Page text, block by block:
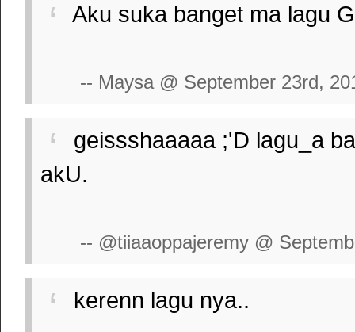
Aku suka banget ma lagu
-- Maysa @ September 23rd,
geissshaaaaa ;'D lagu_a
akU.
-- @tiiaaoppajeremy @
kerenn lagu nya..